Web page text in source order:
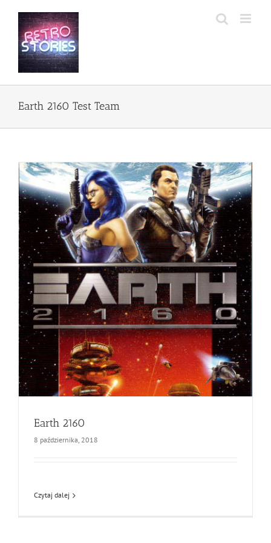
zawartości
Earth 2160 Test Team
Earth 2160
8 października, 2018
Czytaj dalej